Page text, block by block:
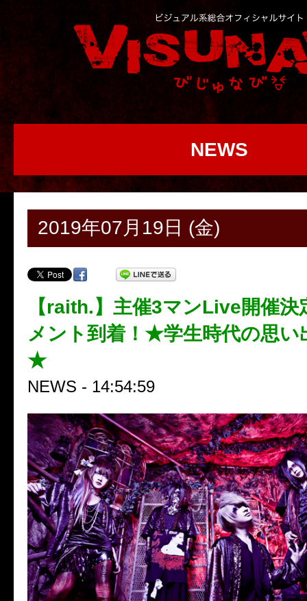
NEWS
2019年07月19日 (金)
【raith.】主催3マンLive開催決
メント到着！★学生時代の思い
★
NEWS - 14:54:59